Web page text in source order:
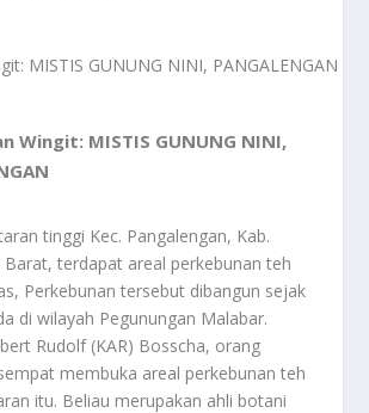
Wingit: MISTIS GUNUNG NINI,
tinggi Kec. Pangalengan, Kab.
Barat, terdapat areal perkebunan teh
Perkebunan tersebut dibangun sejak
di wilayah Pegunungan Malabar.
Rudolf (KAR) Bosscha, orang
membuka areal perkebunan teh
itu. Beliau merupakan ahli botani